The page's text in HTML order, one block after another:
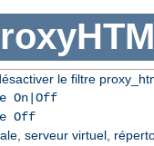
le filtre
On|Off
Off
serveur virtuel,